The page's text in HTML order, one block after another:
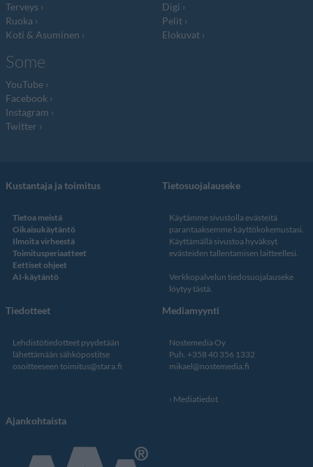
Terveys
Ruoka
Koti & Asuminen
Digi
Pelit
Elokuvat
Some
YouTube
Facebook
Instagram
Twitter
Kustantaja ja toimitus
Tietoa meistä
Oikaisukäytäntö
Ilmoita virheestä
Toimitusperiaatteet
Eettiset ohjeet
AI-käytäntö
Tietosuojalauseke
Käytämme sivustolla evästeitä
parantaaksemme käyttökokemustasi.
Käyttämällä sivustoa hyväksyt
evästeiden tallentamisen laitteellesi.
Verkkopalvelun tiedosuojalauseke
löytyy tästä.
Tiedotteet
Lehdistötiedotteet pyydetään
lähettämään sähköpostitse
osoitteeseen toimitus@stara.fi
Mediamyynti
Nostemedia Oy
Puh. +358 40 356 1332
mikael@nostemedia.fi
Mediatiedot
Ajankohtaista